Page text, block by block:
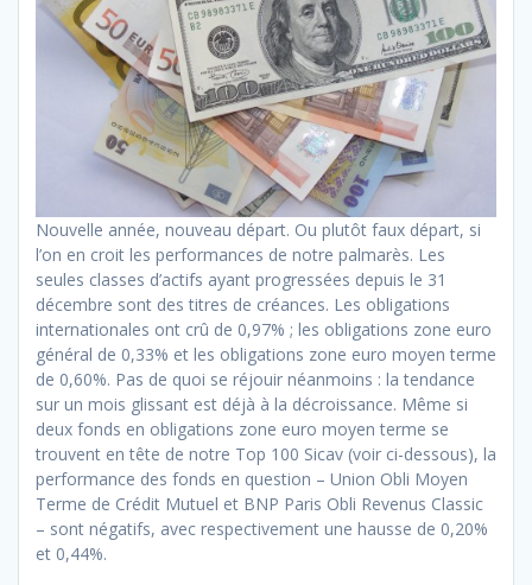
Nouvelle année, nouveau départ. Ou plutôt faux départ, si
l’on en croit les performances de notre palmarès. Les
seules classes d’actifs ayant progressées depuis le 31
décembre sont des titres de créances. Les obligations
internationales ont crû de 0,97% ; les obligations zone euro
général de 0,33% et les obligations zone euro moyen terme
de 0,60%. Pas de quoi se réjouir néanmoins : la tendance
sur un mois glissant est déjà à la décroissance. Même si
deux fonds en obligations zone euro moyen terme se
trouvent en tête de notre Top 100 Sicav (voir ci-dessous), la
performance des fonds en question – Union Obli Moyen
Terme de Crédit Mutuel et BNP Paris Obli Revenus Classic
– sont négatifs, avec respectivement une hausse de 0,20%
et 0,44%.